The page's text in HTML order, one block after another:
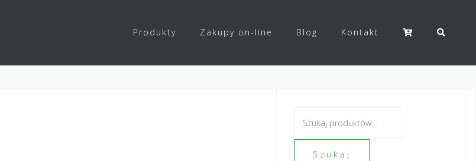
Produkty Zakupy on-line Blog Kontakt
Szukaj